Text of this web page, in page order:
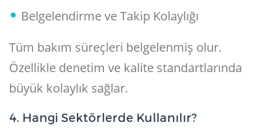
Belgelendirme ve Takip Kolaylığı
Tüm bakım süreçleri belgelenmiş olur.
Özellikle denetim ve kalite standartlarında
büyük kolaylık sağlar.
4. Hangi Sektörlerde Kullanılır?